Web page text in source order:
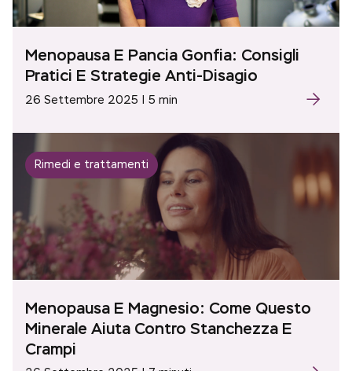
Menopausa E Pancia Gonfia: Consigli
Pratici E Strategie Anti-Disagio
26 Settembre 2025 | 5 min
Rimedi e trattamenti
Menopausa E Magnesio: Come Questo
Minerale Aiuta Contro Stanchezza E
Crampi